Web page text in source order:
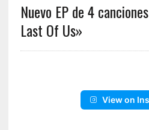
Nuevo EP de 4
Last Of Us»
View on